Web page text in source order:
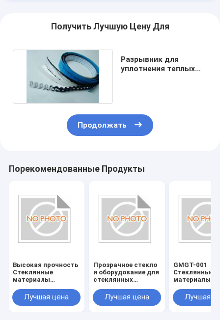
Получить Лучшую Цену Для
Разрывник для
уплотнения теплых
Продолжать
Порекомендованные Продукты
Высокая прочность
Стеклянные
материалы
инструменты
Устойчивые к
Лучшая цена
Прозрачное стекло
и оборудование для
стеклянных
Лучшая цена
GMGT-001
Стеклянные
материалы
инструменты
Страна
Лучшая